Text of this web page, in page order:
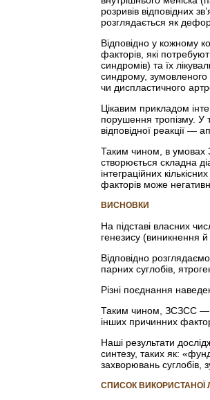
розривів відповідних
розглядається як
Відповідно у кожному
факторів, які
синдромів) та їх
синд­рому,
чи диспластичного
Цікавим прикладом
порушення тропізму. У
відповідної реакції —
Таким чином, в умовах
створюється складна
інтеграційних
факторів може
ВИСНОВКИ
На підставі власних
генезису (виникнення
Відповідно
парних суглобів,
Різні поєднання
Таким чином, ЗСЗСС — це
інших причинних
Наші результати
синтезу, таких як:
захворювань суглобів,
СПИСОК ВИКОРИСТАНОЇ